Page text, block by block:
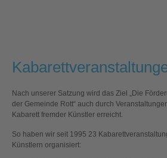
Nach unserer Satzung wird das Ziel „Die
der Gemeinde Rott“ auch durch
Kabarett fremder Künstler erreicht.
So haben wir seit 1995 23
Künstlern organisiert: